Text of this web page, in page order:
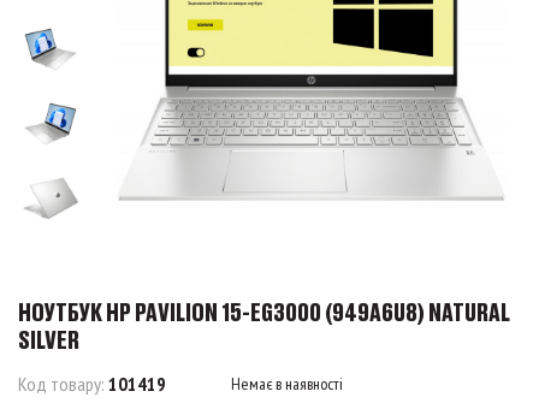
НОУТБУК HP PAVILION 15-EG3000 (949A6U8) NATURAL
SILVER
Код товару: 101419 Немає в наявності